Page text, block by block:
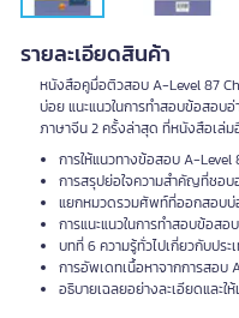
รายละเอียดสินค้า
หนังสือคูมื่อติวสอบ A-Level 87
บ่อย แนะแนวในการทำสอบข้อสอบ
ภาษาจีน 2 ครั้งล่าสุด ที่หนังสือเล่ม
การให้แนวทางข้อสอบ A-Level
การสรุปย่อใจความสำคัญที่ชอ
แยกหมวดรวมศัพท์ที่ออกสอบบ่
การแนะแนวในการทำสอบข้อสอ
บทที่ 6 ความรู้ทั่วไปเกี่ยวกับประ
การอัพเดทเนื้อหาจากการสอบ
อธิบายเฉลยอย่างละเอียดและใ